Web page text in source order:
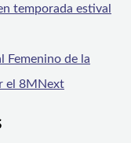
temporada estival
Femenino de la
el 8MNext